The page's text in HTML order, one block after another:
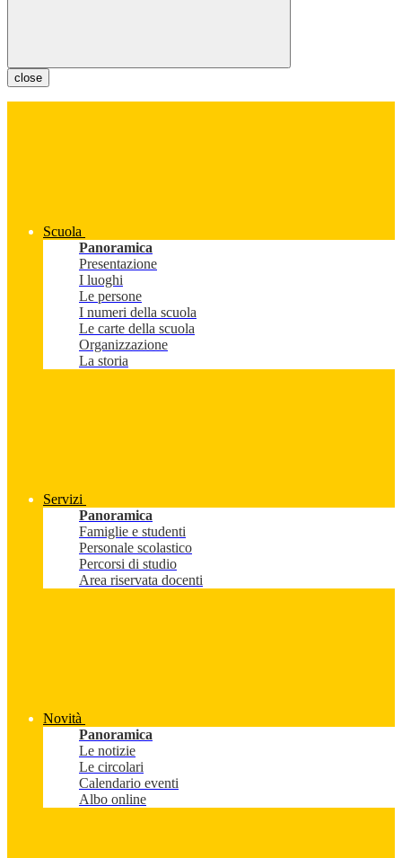
close
Scuola
Panoramica
Presentazione
I luoghi
Le persone
I numeri della scuola
Le carte della scuola
Organizzazione
La storia
Servizi
Panoramica
Famiglie e studenti
Personale scolastico
Percorsi di studio
Area riservata docenti
Novità
Panoramica
Le notizie
Le circolari
Calendario eventi
Albo online